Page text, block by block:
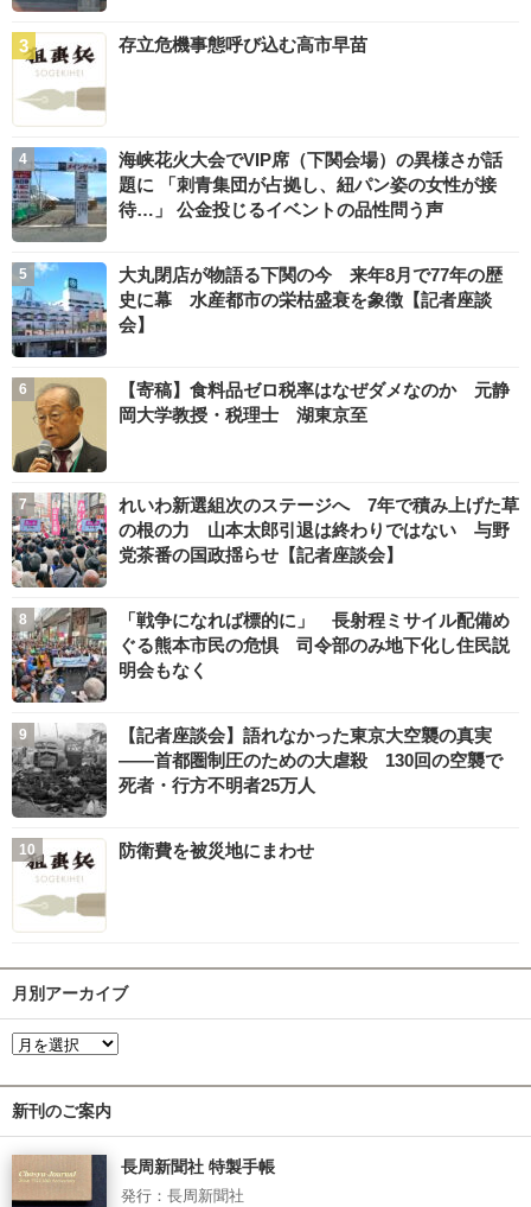
存立危機事態呼び込む高市早苗
海峡花火大会でVIP席（下関会場）の異様さが話
題に 「刺青集団が占拠し、紐パン姿の女性が接
待…」 公金投じるイベントの品性問う声
大丸閉店が物語る下関の今 来年8月で77年の歴
史に幕 水産都市の栄枯盛衰を象徴【記者座談
会】
【寄稿】食料品ゼロ税率はなぜダメなのか 元静
岡大学教授・税理士 湖東京至
れいわ新選組次のステージへ 7年で積み上げた草
の根の力 山本太郎引退は終わりではない 与野
党茶番の国政揺らせ【記者座談会】
「戦争になれば標的に」 長射程ミサイル配備め
ぐる熊本市民の危惧 司令部のみ地下化し住民説
明会もなく
【記者座談会】語れなかった東京大空襲の真実
――首都圏制圧のための大虐殺 130回の空襲で
死者・行方不明者25万人
防衛費を被災地にまわせ
月別アーカイブ
新刊のご案内
長周新聞社 特製手帳
発行：長周新聞社